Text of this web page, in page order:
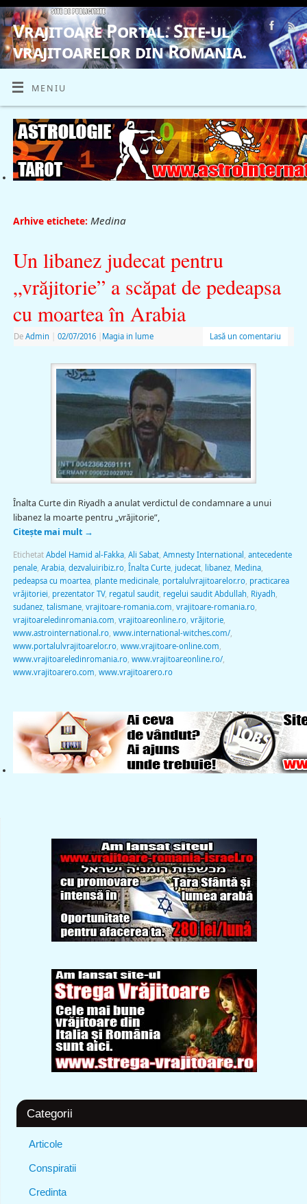
Vrajitoare Portal. Site-ul
vrajitoarelor din Romania.
VRAJITOARE, VRAJITOARELE, VRAJITOARE
MENIU
Arhive etichete: Medina
Un libanez judecat pentru
„vrăjitorie” a scăpat de pedeapsa
cu moartea în Arabia
De Admin 02/07/2016 Magia in lume Lasă un comentariu
Înalta Curte din Riyadh a anulat verdictul de condamnare a unui
libanez la moarte pentru „vrăjitorie”,
Citește mai mult →
Etichetat Abdel Hamid al-Fakka, Ali Sabat, Amnesty International antecedente
penale, Arabia, dezvaluiribiz.ro, Înalta Curte, judecat, libanez, Medina,
pedeapsa cu moartea, plante medicinale, portalulvrajitoarelor.ro, practicarea
vrăjitoriei prezentator TV, regatul saudit, regelui saudit Abdullah Riyadh
sudanez, talismane, vrajitoare-romania.com vrajitoare-romania.ro,
vrajitoareledinromania.com vrajitoareonline.ro, vrăjitorie,
www.astrointernational.ro, www.international-witches.com/,
www.portalulvrajitoarelor.ro, www.vrajitoare-online.com
www.vrajitoareledinromania.ro, www.vrajitoareonline.ro/,
www.vrajitoarero.com www.vrajitoarero.ro
Categorii
Articole
Conspiratii
Credinta